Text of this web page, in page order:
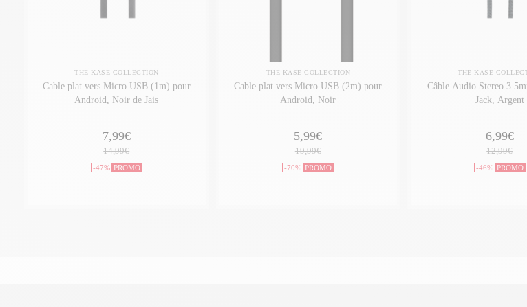
THE KASE COLLECTION
Cable plat vers Micro USB (1m) pour
Android, Noir de Jais
7,99€
14,99€
-47% PROMO
THE KASE COLLECTION
Cable plat vers Micro USB (2m) pour
Android, Noir
5,99€
19,99€
-70% PROMO
THE KASE
Câble Audio Stereo
Jack, Argent
6,99€
12,99€
-46% PROMO